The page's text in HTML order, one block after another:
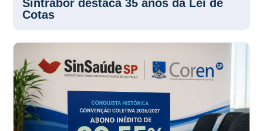
Cotas